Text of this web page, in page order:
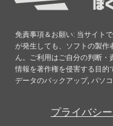
免責事項＆お願い: 当サイト
が発生しても、ソフトの製作
ん。ご利用はご自分の判断
情報を著作権を侵害する目的
データのバックアップ, パソ
プライバシ